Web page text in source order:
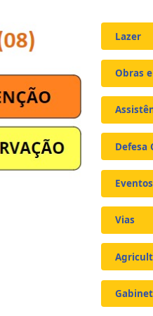
Lazer
Obras
Defesa
Eventos
Vias